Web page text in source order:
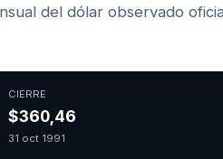
del dólar observado
CIERRE
$360,46
31 oct 1991